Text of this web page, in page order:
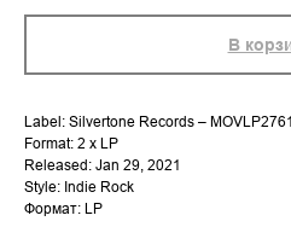
В
Label: Silvertone Records –
Format: 2 x LP
Released: Jan 29, 2021
Style: Indie Rock
Формат: LP